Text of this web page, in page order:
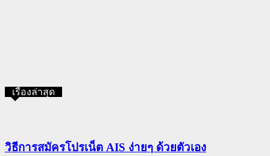
เรื่องล่าสุด
วิธีการสมัครโปรเน็ต AIS ง่ายๆ ด้วยตัวเอง